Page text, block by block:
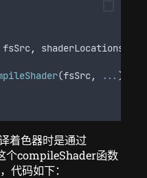
fsSrc , shaderLocations
(fsSrc , ... )
着色器时是通过
个compileShader函数
代码如下：